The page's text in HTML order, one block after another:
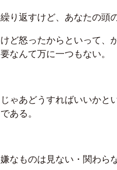
繰り返すけど、あなたの頭
けど怒ったからといって、
要なんて万に一つもない。
じゃあどうすればいいかと
である。
嫌なものは見ない・関わらな